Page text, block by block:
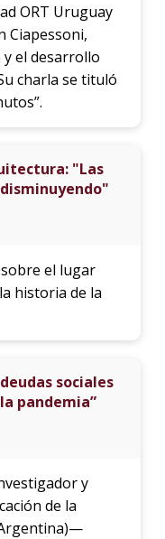
ORT Uruguay
Ciapessoni,
el desarrollo
charla se tituló
"Las
el lugar
historia de la
sociales
pandemia”
y
de la